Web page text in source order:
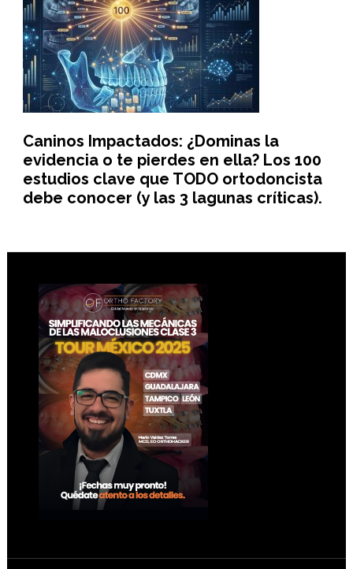
Caninos Impactados: ¿Dominas la
evidencia o te pierdes en ella? Los 100
estudios clave que TODO ortodoncista
debe conocer (y las 3 lagunas críticas).
Footer